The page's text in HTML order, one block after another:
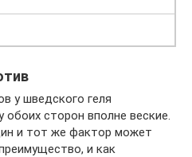
у шведского геля
сторон вполне веские.
и тот же фактор может
и как